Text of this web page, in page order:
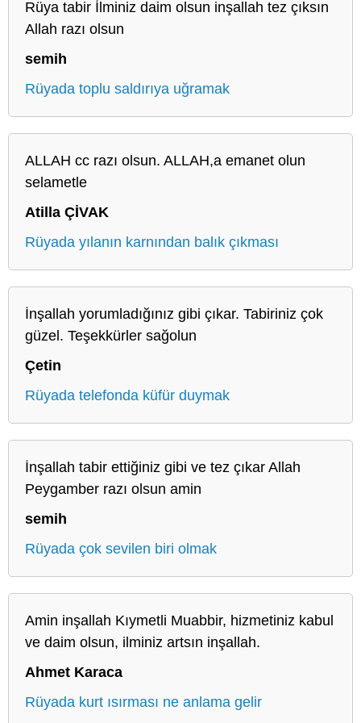
Rüya tabir İlminiz daim olsun inşallah tez çıksın
Allah razı olsun
semih
Rüyada toplu saldırıya uğramak
ALLAH cc razı olsun. ALLAH,a emanet olun
selametle
Atilla ÇİVAK
Rüyada yılanın karnından balık çıkması
İnşallah yorumladığınız gibi çıkar. Tabiriniz çok
güzel. Teşekkürler sağolun
Çetin
Rüyada telefonda küfür duymak
İnşallah tabir ettiğiniz gibi ve tez çıkar Allah
Peygamber razı olsun amin
semih
Rüyada çok sevilen biri olmak
Amin inşallah Kıymetli Muabbir, hizmetiniz kabul
ve daim olsun, ilminiz artsın inşallah.
Ahmet Karaca
Rüyada kurt ısırması ne anlama gelir